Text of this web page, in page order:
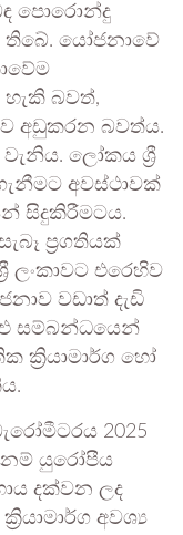
පොරොන්දු
තිබේ. යෝජනාවේ
බවත්,
අඩුකරන බවත්ය.
ලෝකය ශ්‍රී
අවස්ථාවක්
සිදුකිරීමටය.
ප්‍රගතියක්
ලංකාවට එරෙහිව
වඩාත් දැඩි
සම්බන්ධයෙන්
ක්‍රියාමාර්ග හෝ
2025
නම් යුරෝපීය
දක්වන ලද
අවශ්‍ය